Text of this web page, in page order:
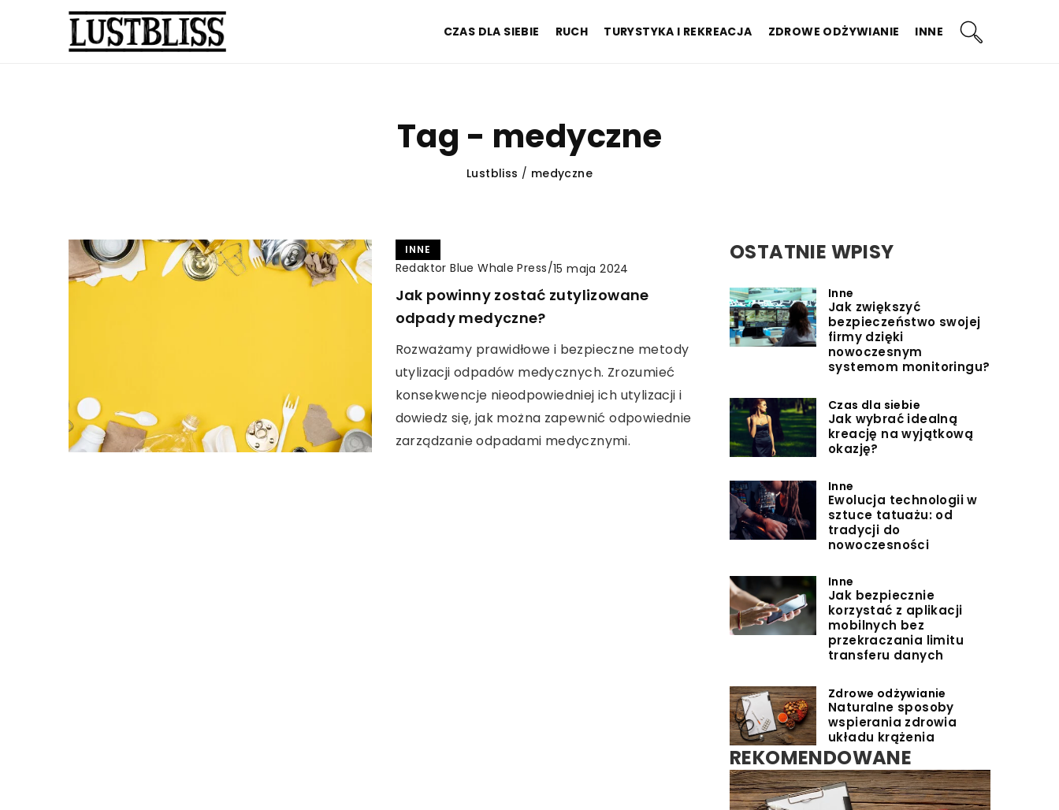
CZAS DLA SIEBIE RUCH TURYSTYKA I REKREACJA ZDROWE ODŻYWIANIE INNE
Tag - medyczne
Lustbliss / medyczne
INNE
Redaktor Blue Whale Press/15 maja 2024
Jak powinny zostać zutylizowane
odpady medyczne?
Rozważamy prawidłowe i bezpieczne metody
utylizacji odpadów medycznych. Zrozumieć
konsekwencje nieodpowiedniej ich utylizacji i
dowiedz się, jak można zapewnić odpowiednie
zarządzanie odpadami medycznymi.
OSTATNIE WPISY
Inne
Jak zwiększyć
bezpieczeństwo swojej
firmy dzięki
nowoczesnym
systemom monitoringu?
Czas dla siebie
Jak wybrać idealną
kreację na wyjątkową
okazję?
Inne
Ewolucja technologii w
sztuce tatuażu: od
tradycji do
nowoczesności
Inne
Jak bezpiecznie
korzystać z aplikacji
mobilnych bez
przekraczania limitu
transferu danych
Zdrowe odżywianie
Naturalne sposoby
wspierania zdrowia
układu krążenia
REKOMENDOWANE